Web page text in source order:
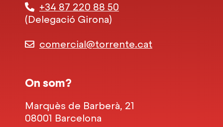
+34 87 220 88 50
(Delegació Girona)
comercial@torrente.cat
On som?
Marquès de Barberà, 21
08001 Barcelona